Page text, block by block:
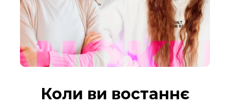
Коли ви востаннє